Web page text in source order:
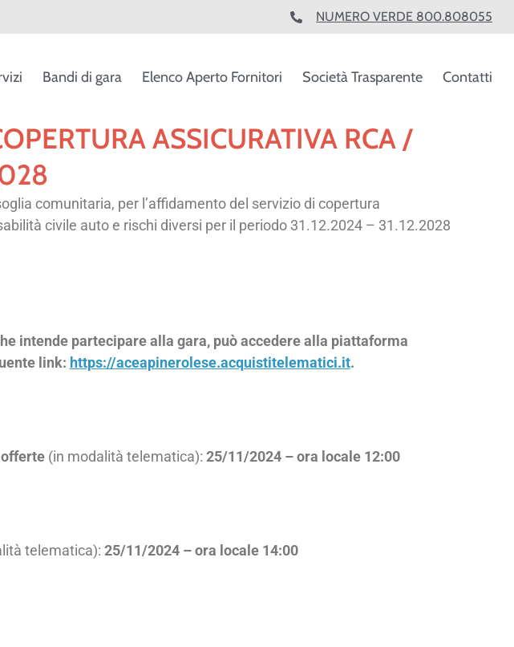
NUMERO VERDE 800.808055
Bandi di gara Elenco Aperto Fornitori Società Trasparente Contatti
ASSICURATIVA RCA /
comunitaria, per l’affidamento del servizio di copertura
civile auto e rischi diversi per il periodo 31.12.2024 – 31.12.2028
intende partecipare alla gara, può accedere alla piattaforma
link: https://aceapinerolese.acquistitelematici.it.
(in modalità telematica): 25/11/2024 – ora locale 12:00
telematica): 25/11/2024 – ora locale 14:00